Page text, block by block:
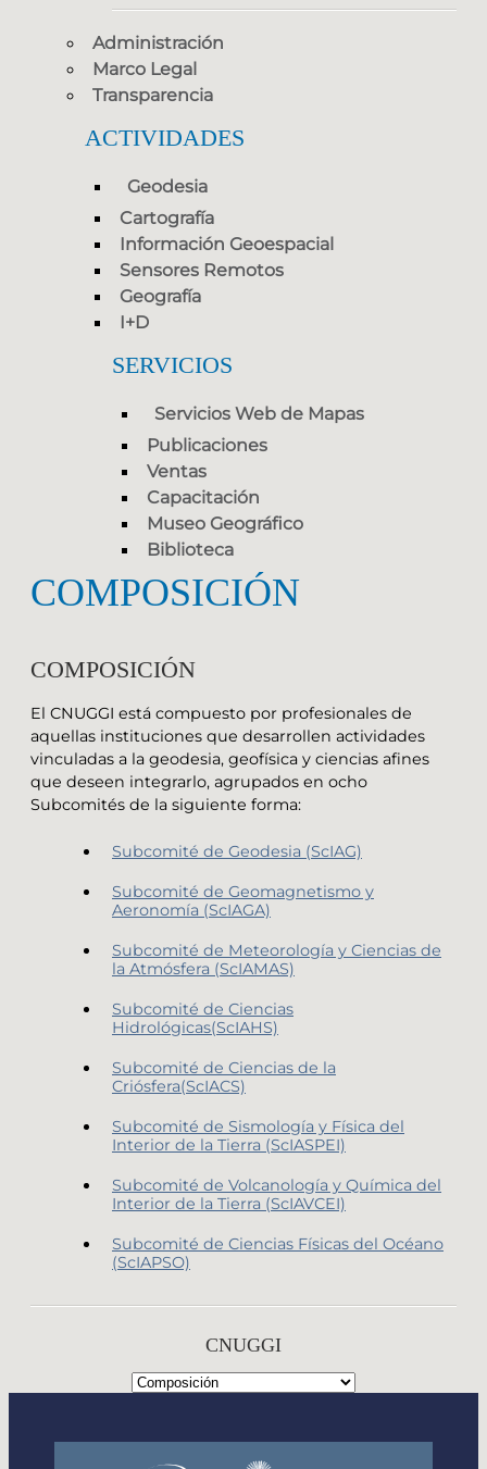
Administración
Marco Legal
Transparencia
ACTIVIDADES
Geodesia
Cartografía
Información Geoespacial
Sensores Remotos
Geografía
I+D
SERVICIOS
Servicios Web de Mapas
Publicaciones
Ventas
Capacitación
Museo Geográfico
Biblioteca
COMPOSICIÓN
COMPOSICIÓN
El CNUGGI está compuesto por profesionales de
aquellas instituciones que desarrollen actividades
vinculadas a la geodesia, geofísica y ciencias afines
que deseen integrarlo, agrupados en ocho
Subcomités de la siguiente forma:
Subcomité de Geodesia (ScIAG)
Subcomité de Geomagnetismo y
Aeronomía (ScIAGA)
Subcomité de Meteorología y Ciencias de
la Atmósfera (ScIAMAS)
Subcomité de Ciencias
Hidrológicas(ScIAHS)
Subcomité de Ciencias de la
Criósfera(ScIACS)
Subcomité de Sismología y Física del
Interior de la Tierra (ScIASPEI)
Subcomité de Volcanología y Química del
Interior de la Tierra (ScIAVCEI)
Subcomité de Ciencias Físicas del Océano
(ScIAPSO)
CNUGGI